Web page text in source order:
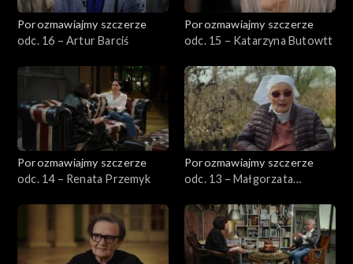
Porozmawiajmy szczerze
odc. 16 – Artur Barciś
Porozmawiajmy szczerze
odc. 15 – Katarzyna Butowtt
Porozmawiajmy szczerze
odc. 14 – Renata Przemyk
Porozmawiajmy szczerze
odc. 13 – Małgorzata